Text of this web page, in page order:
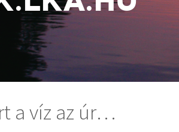
a víz az úr…